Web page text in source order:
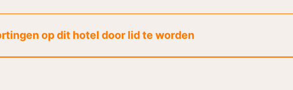
op dit hotel door lid te worden